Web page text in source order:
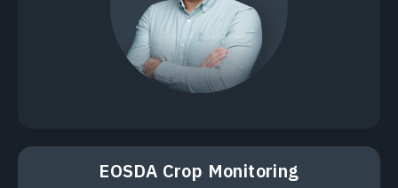
EOSDA Crop Monitoring